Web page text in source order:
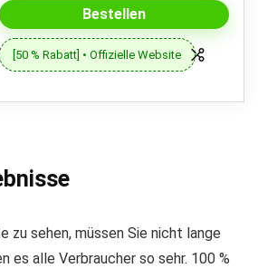
Bestellen
[50 % Rabatt] • Offizielle Website
zu sehen, müssen Sie nicht lange
es alle Verbraucher so sehr. 100 %